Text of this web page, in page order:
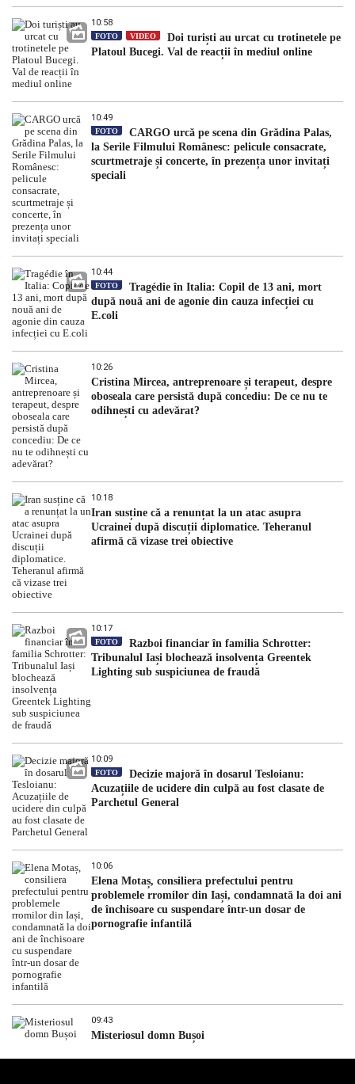
10:58
FOTO VIDEO
Doi turiști au urcat cu trotinetele pe
Platoul Bucegi. Val de reacții în mediul online
10:49
FOTO
CARGO urcă pe scena din Grădina Palas,
la Serile Filmului Românesc: pelicule consacrate,
scurtmetraje și concerte, în prezența unor invitați
speciali
10:44
FOTO
Tragédie în Italia: Copil de 13 ani, mort
după nouă ani de agonie din cauza infecției cu
E.coli
10:26
Cristina Mircea, antreprenoare și terapeut, despre
oboseala care persistă după concediu: De ce nu te
odihnești cu adevărat?
10:18
Iran susține că a renunțat la un atac asupra
Ucrainei după discuții diplomatice. Teheranul
afirmă că vizase trei obiective
10:17
FOTO
Razboi financiar în familia Schrotter:
Tribunalul Iași blochează insolvența Greentek
Lighting sub suspiciunea de fraudă
10:09
FOTO
Decizie majoră în dosarul Tesloianu:
Acuzațiile de ucidere din culpă au fost clasate de
Parchetul General
10:06
Elena Motaș, consiliera prefectului pentru
problemele rromilor din Iași, condamnată la doi ani
de închisoare cu suspendare într-un dosar de
pornografie infantilă
09:43
Misteriosul domn Bușoi